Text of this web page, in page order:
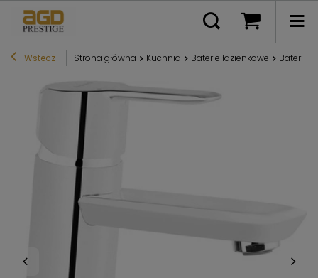
Wstecz Strona główna Kuchnia Baterie łazienkowe Bateria